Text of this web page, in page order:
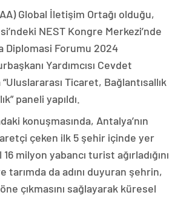
Global İletişim Ortağı olduğu,
NEST Kongre Merkezi’nde
Diplomasi Forumu 2024
Yardımcısı Cevdet
“Uluslararası Ticaret, Bağlantısallık
paneli yapıldı.
konuşmasında, Antalya’nın
çeken ilk 5 şehir içinde yer
16 milyon yabancı turist ağırladığını
tarımda da adını duyuran şehrin,
çıkmasını sağlayarak küresel